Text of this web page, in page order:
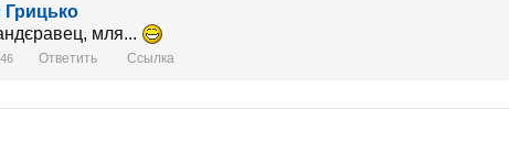
Грицько
мля...
Ответить Ссылка